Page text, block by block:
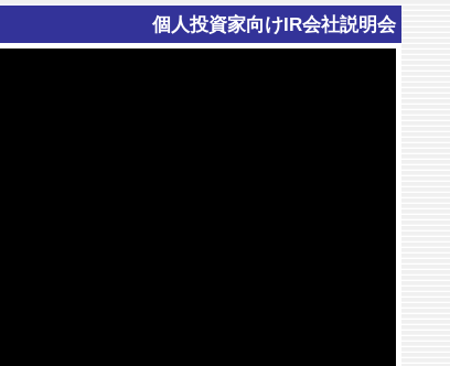
個人投資家向けIR会社説明会